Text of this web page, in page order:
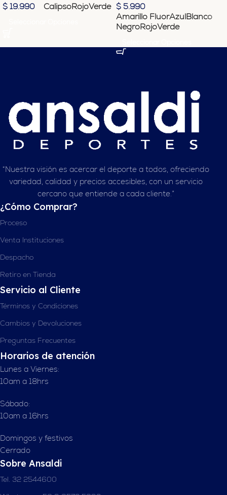
$ 19.990 CalipsoRojoVerde $ 5.990
Amarillo FluorAzulBlanco
NegroRojoVerde
“Nuestra visión es acercar el deporte a todos, ofreciendo
variedad, calidad y precios accesibles, con un servicio
cercano que entiende a cada cliente.”
¿Cómo Comprar?
Proceso
Venta Instituciones
Despacho
Retiro en Tienda
Servicio al Cliente
Términos y Condiciones
Cambios y Devoluciones
Preguntas Frecuentes
Horarios de atención
Lunes a Viernes:
10am a 18hrs
Sábado:
10am a 16hrs
Domingos y festivos
Cerrado
Sobre Ansaldi
Tel. 32 2544600